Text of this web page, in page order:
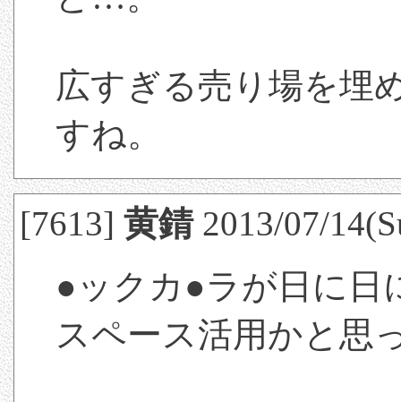
広すぎる売り場を埋
すね。
[7613]黄錆2013/07/
●ックカ●ラが日に日
スペース活用かと思